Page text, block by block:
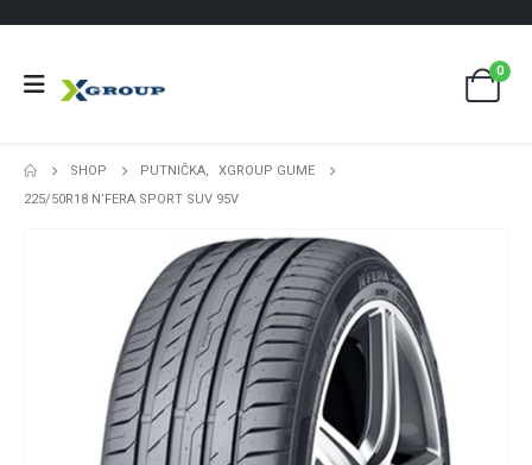
0
SHOP PUTNIČKA,
XGROUP GUME
225/50R18 N’FERA SPORT SUV 95V